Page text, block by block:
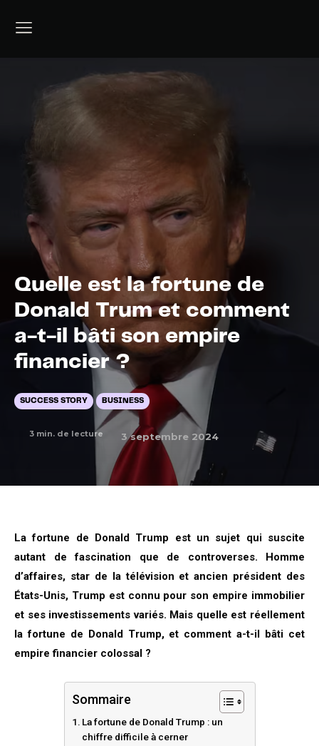
Quelle est la fortune de
Donald Trum et comment
a-t-il bâti son empire
financier ?
SUCCESS STORY BUSINESS
3 min. de lecture 3 septembre 2024
La fortune de Donald Trump est un sujet qui suscite
autant de fascination que de controverses. Homme
d’affaires, star de la télévision et ancien président des
États-Unis, Trump est connu pour son empire immobilier
et ses investissements variés. Mais quelle est réellement
la fortune de Donald Trump, et comment a-t-il bâti cet
empire financier colossal ?
Sommaire
La fortune de Donald Trump : un
chiffre difficile à cerner